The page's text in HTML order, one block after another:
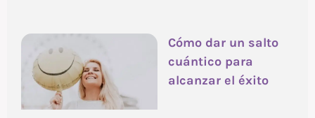
Cómo dar un salto
cuántico para
alcanzar el éxito